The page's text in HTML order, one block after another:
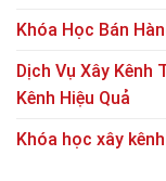
Khóa Học Bán
Dịch Vụ Xây Kênh
Kênh Hiệu Quả
Khóa học xây